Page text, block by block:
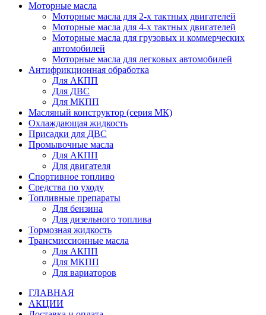
Моторные масла
Моторные масла для 2-х тактных двигателей
Моторные масла для 4-х тактных двигателей
Моторные масла для грузовых и коммерческих
автомобилей
Моторные масла для легковых автомобилей
Антифрикционная обработка
Для АКПП
Для ДВС
Для МКПП
Масляный конструктор (серия МК)
Охлаждающая жидкость
Присадки для ДВС
Промывочные масла
Для АКПП
Для двигателя
Спортивное топливо
Средства по уходу
Топливные препараты
Для бензина
Для дизельного топлива
Тормозная жидкость
Трансмиссионные масла
Для АКПП
Для МКПП
Для вариаторов
ГЛАВНАЯ
АКЦИИ